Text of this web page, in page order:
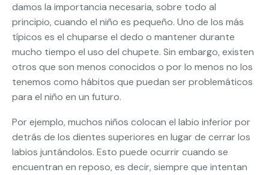
damos la importancia necesaria, sobre todo al
principio, cuando el niño es pequeño. Uno de los más
típicos es el chuparse el dedo o mantener durante
mucho tiempo el uso del chupete. Sin embargo, existen
otros que son menos conocidos o por lo menos no los
tenemos como hábitos que puedan ser problemáticos
para el niño en un futuro.
Por ejemplo, muchos niños colocan el labio inferior por
detrás de los dientes superiores en lugar de cerrar los
labios juntándolos. Esto puede ocurrir cuando se
encuentran en reposo, es decir, siempre que intentan